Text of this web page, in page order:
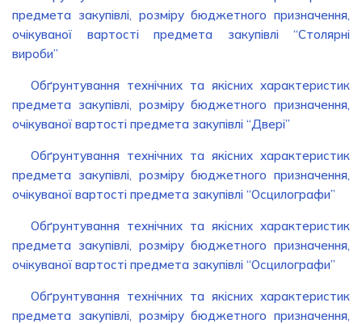
предмета закупівлі, розміру бюджетного призначення,
очікуваної вартості предмета закупівлі “Столярні
вироби”
Обґрунтування технічних та якісних характеристик
предмета закупівлі, розміру бюджетного призначення,
очікуваної вартості предмета закупівлі “Двері”
Обґрунтування технічних та якісних характеристик
предмета закупівлі, розміру бюджетного призначення,
очікуваної вартості предмета закупівлі “Осцилографи”
Обґрунтування технічних та якісних характеристик
предмета закупівлі, розміру бюджетного призначення,
очікуваної вартості предмета закупівлі “Осцилографи”
Обґрунтування технічних та якісних характеристик
предмета закупівлі, розміру бюджетного призначення,